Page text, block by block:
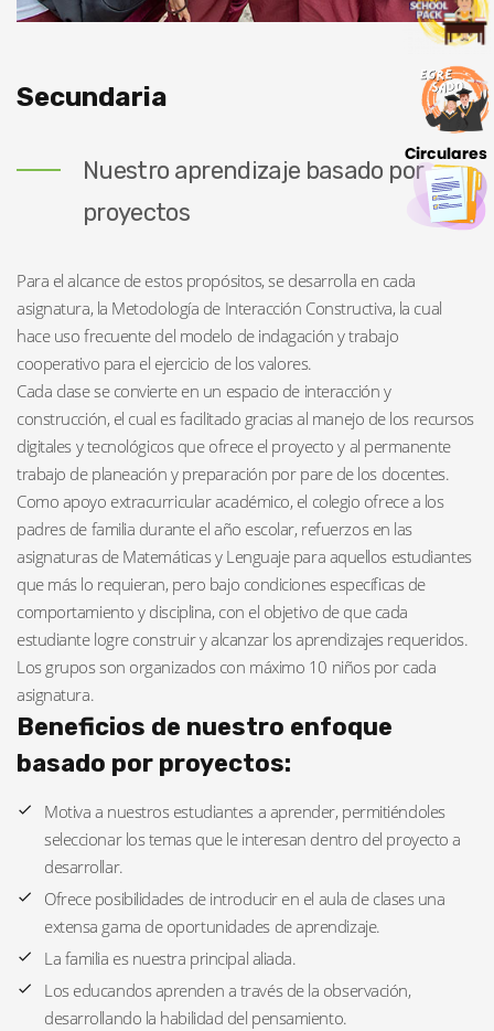
Secundaria
Nuestro aprendizaje basado por
proyectos
Para el alcance de estos propósitos, se desarrolla en cada
asignatura, la Metodología de Interacción Constructiva, la cual
hace uso frecuente del modelo de indagación y trabajo
cooperativo para el ejercicio de los valores.
Cada clase se convierte en un espacio de interacción y
construcción, el cual es facilitado gracias al manejo de los recursos
digitales y tecnológicos que ofrece el proyecto y al permanente
trabajo de planeación y preparación por pare de los docentes.
Como apoyo extracurricular académico, el colegio ofrece a los
padres de familia durante el año escolar, refuerzos en las
asignaturas de Matemáticas y Lenguaje para aquellos estudiantes
que más lo requieran, pero bajo condiciones específicas de
comportamiento y disciplina, con el objetivo de que cada
estudiante logre construir y alcanzar los aprendizajes requeridos.
Los grupos son organizados con máximo 10 niños por cada
asignatura.
Beneficios de nuestro enfoque
basado por proyectos:
Motiva a nuestros estudiantes a aprender, permitiéndoles
seleccionar los temas que le interesan dentro del proyecto a
desarrollar.
Ofrece posibilidades de introducir en el aula de clases una
extensa gama de oportunidades de aprendizaje.
La familia es nuestra principal aliada.
Los educandos aprenden a través de la observación,
desarrollando la habilidad del pensamiento.